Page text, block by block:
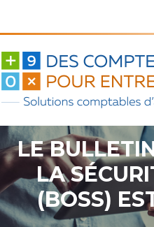
Aller
contenu
LE
LA
(BOSS)